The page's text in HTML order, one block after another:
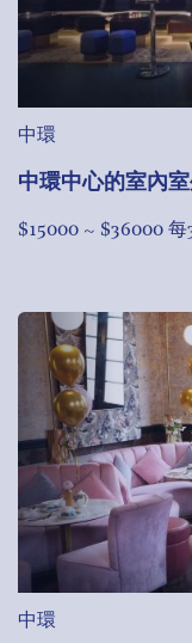
中環
中環中心的室內
$15000 ~ $36000 每
中環